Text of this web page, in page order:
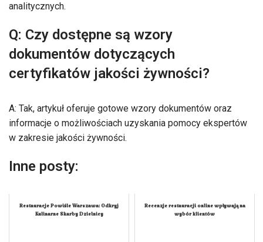
analitycznych.
Q: Czy dostępne są wzory
dokumentów dotyczących
certyfikatów jakości żywności?
A: Tak, artykuł oferuje gotowe wzory dokumentów oraz
informacje o możliwościach uzyskania pomocy ekspertów
w zakresie jakości żywności.
Inne posty:
Restauracje Powiśle Warszawa: Odkryj
Kulinarne Skarby Dzielnicy
Recenzje restauracji online wpływają na
wybór klientów